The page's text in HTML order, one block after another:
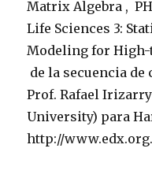
Matrix Algebra ,
Life Sciences 3:
Modeling for
de la secuencia
Prof. Rafael
University) para
http://www.edx.org.